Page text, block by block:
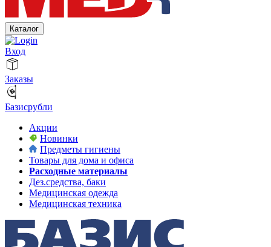
Каталог
Вход
Заказы
Базисрубли
Акции
Новинки
Предметы гигиены
Товары для дома и офиса
Расходные материалы
Дез.средства, баки
Медицинская одежда
Медицинская техника